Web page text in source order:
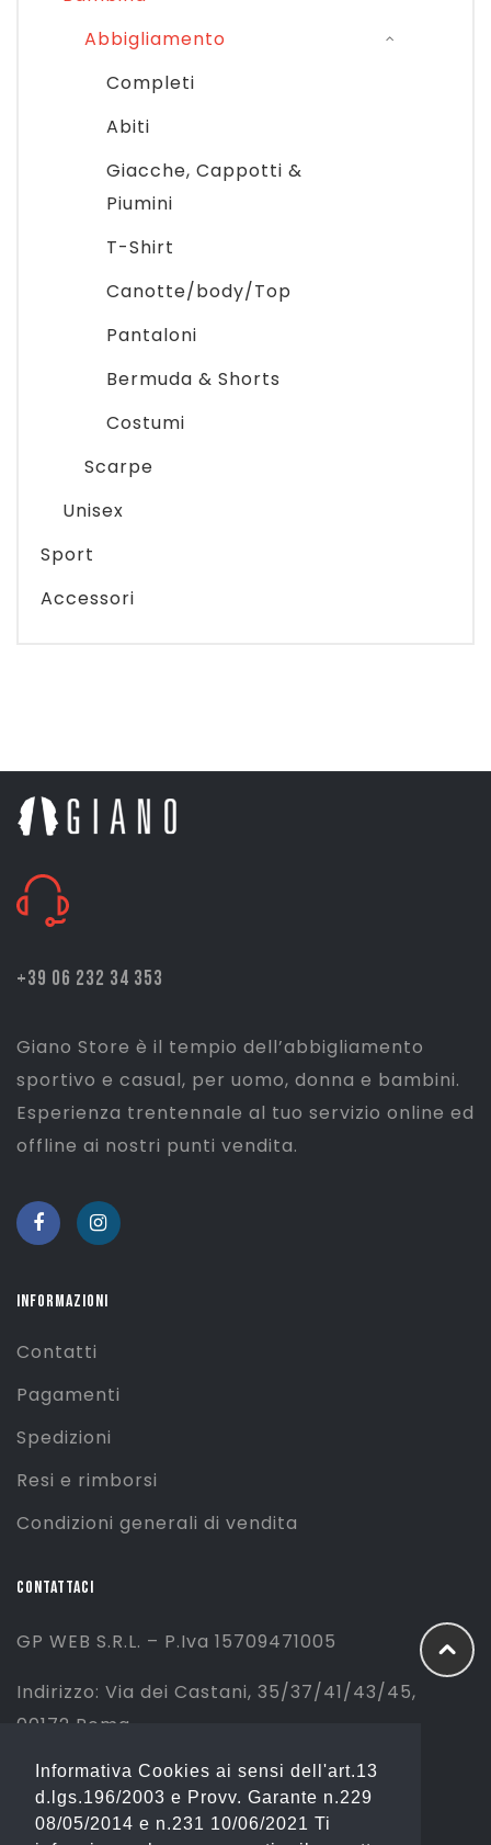
Abbigliamento
Completi
Abiti
Giacche, Cappotti &
Piumini
T-Shirt
Canotte/body/Top
Pantaloni
Bermuda & Shorts
Costumi
Scarpe
Unisex
Sport
Accessori
+39 06 232 34 353
Giano Store è il tempio dell’abbigliamento
sportivo e casual, per uomo, donna e bambini.
Esperienza trentennale al tuo servizio online ed
offline ai nostri punti vendita.
INFORMAZIONI
Contatti
Pagamenti
Spedizioni
Resi e rimborsi
Condizioni generali di vendita
CONTATTACI
GP WEB S.R.L. – P.Iva 15709471005
Indirizzo: Via dei Castani, 35/37/41/43/45,
00172 Roma
Tel: 06 2310844 (Sport) – 06 23234353
(Fashion)
Informativa Cookies ai sensi dell'art.13
d.lgs.196/2003 e Provv. Garante n.229
08/05/2014 e n.231 10/06/2021 Ti